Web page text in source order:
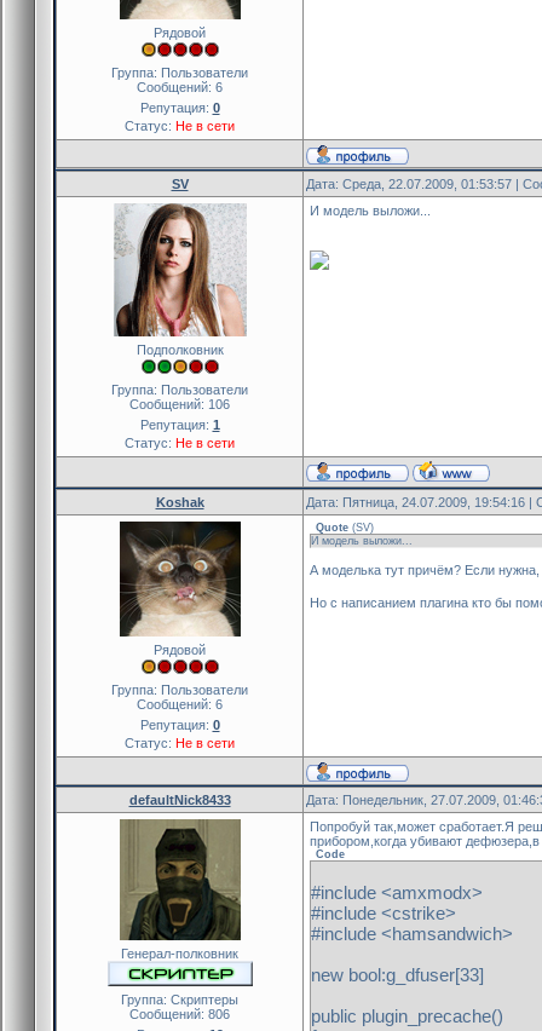
Рядовой
Группа: Пользователи
Сообщений: 6
Репутация: 0
Статус: Не в сети
SV Дата: Среда, 22.07.2009, 01:53:57 |
Подполковник
Группа: Пользователи
Сообщений: 106
Репутация: 1
Статус: Не в сети
И модель выложи...
Koshak Дата: Пятница, 24.07.2009, 19:54:16
Рядовой
Группа: Пользователи
Сообщений: 6
Репутация: 0
Статус: Не в сети
Quote (SV)
И модель выложи...
А моделька тут причём? Если
Но с написанием плагина кто бы
defaultNick8433 Дата: Понедельник, 27.07.2009,
Генерал-полковник
Группа: Скриптеры
Сообщений: 806
Попробуй так,может сработает.Я
прибором,когда убивают
Code
#include <amxmodx>
#include <cstrike>
#include <hamsandwich>
new bool:g_dfuser[33]
public plugin_precache()